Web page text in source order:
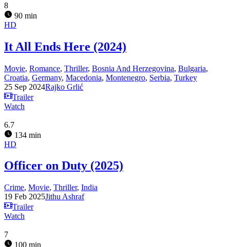
8
90 min
HD
It All Ends Here (2024)
Movie, Romance, Thriller, Bosnia And Herzegovina, Bulgaria,
Croatia, Germany, Macedonia, Montenegro, Serbia, Turkey
25 Sep 2024Rajko Grlić
Trailer
Watch
6.7
134 min
HD
Officer on Duty (2025)
Crime, Movie, Thriller, India
19 Feb 2025Jithu Ashraf
Trailer
Watch
7
100 min